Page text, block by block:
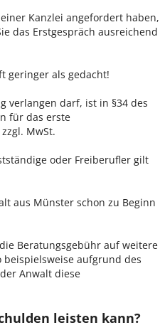
Kanzlei angefordert haben,
das Erstgespräch ausreichend
geringer als gedacht!
verlangen darf, ist in §34 des
für das erste
MwSt.
oder Freiberufler gilt
aus Münster schon zu Beginn
Beratungsgebühr auf weitere
beispielsweise aufgrund des
Anwalt diese
leisten kann?